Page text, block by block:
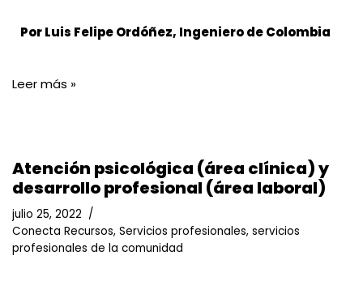
Por Luis Felipe Ordóñez, Ingeniero de Colombia
Leer más »
Atención psicológica (área clínica) y
desarrollo profesional (área laboral)
julio 25, 2022
Conecta Recursos, Servicios profesionales, servicios
profesionales de la comunidad